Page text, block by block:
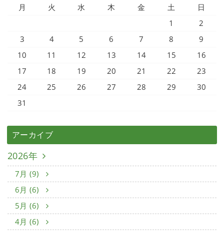
月
火 水 木 金 土
日
1
2
3
4 5 6 7 8
9
10
11 12 13 14 15
16
17
18 19 20 21 22
23
24
25 26 27 28 29
30
31
アーカイブ
2026年
7月 (9)
6月 (6)
5月 (6)
4月 (6)